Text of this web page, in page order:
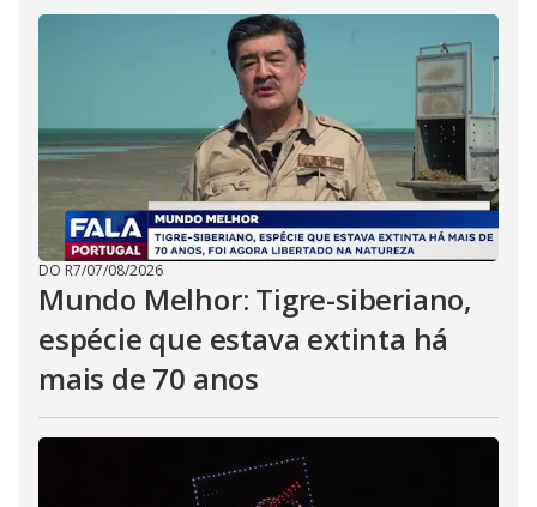
DO R7/07/08/2026
Mundo Melhor: Tigre-siberiano,
espécie que estava extinta há
mais de 70 anos